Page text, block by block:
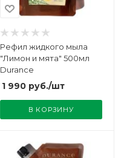
Рефил жидкого мыла
"Лимон и мята" 500мл
Durance
1 990руб./шт
В КОРЗИНУ